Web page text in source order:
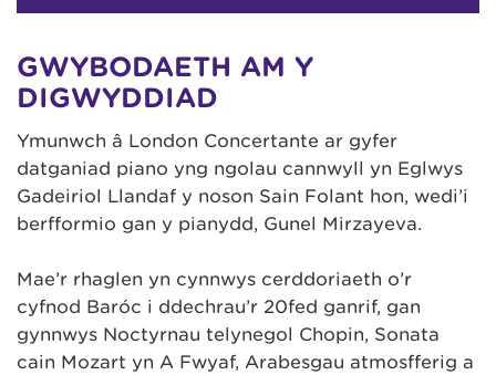
GWYBODAETH AM Y
DIGWYDDIAD
Ymunwch â London Concertante ar gyfer
datganiad piano yng ngolau cannwyll yn Eglwys
Gadeiriol Llandaf y noson Sain Folant hon, wedi’i
berfformio gan y pianydd, Gunel Mirzayeva.
Mae’r rhaglen yn cynnwys cerddoriaeth o’r
cyfnod Baróc i ddechrau’r 20fed ganrif, gan
gynnwys Noctyrnau telynegol Chopin, Sonata
cain Mozart yn A Fwyaf, Arabesgau atmosfferig a